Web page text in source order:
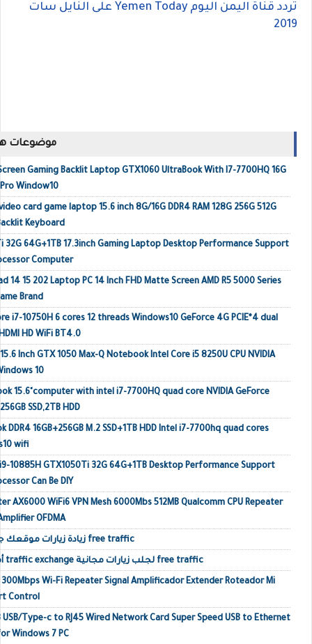
تردد قناة اليمن اليوم Yemen Today على النايل سات
2019
موضوعات
Gaming Backlit Laptop GTX1060 UltraBook With I7-7700HQ 16G
Pro Window10
card game laptop 15.6 inch 8G/16G DDR4 RAM 128G 256G 512G
Keyboard
32G 64G+1TB 17.3inch Gaming Laptop Desktop Performance Support
Computer
14 15 202 Laptop PC 14 Inch FHD Matte Screen AMD R5 5000 Series
Brand
i7-10750H 6 cores 12 threads Windows10 GeForce 4G PCIE*4 dual
HD WiFi BT4.0
Inch GTX 1050 Max-Q Notebook Intel Core i5 8250U CPU NVIDIA
10
15.6"computer with intel i7-7700HQ quad core NVIDIA GeForce
SSD,2TB HDD
DDR4 16GB+256GB M.2 SSD+1TB HDD Intel i7-7700hq quad cores
wifi
10885H GTX1050Ti 32G 64G+1TB Desktop Performance Support
Can Be DIY
AX6000 WiFi6 VPN Mesh 6000Mbs 512MB Qualcomm CPU Repeater
OFDMA
زيادة زيارات موقعك جلب زيارات حقيقية أجنبية free traffic
أفضل مواقع تبادل الزيارات traffic exchange لجلب زيارات مجانية free traffic
Wi-Fi Repeater Signal Amplificador Extender Roteador Mi
Control
USB/Type-c to RJ45 Wired Network Card Super Speed USB to Ethernet
Windows 7 PC